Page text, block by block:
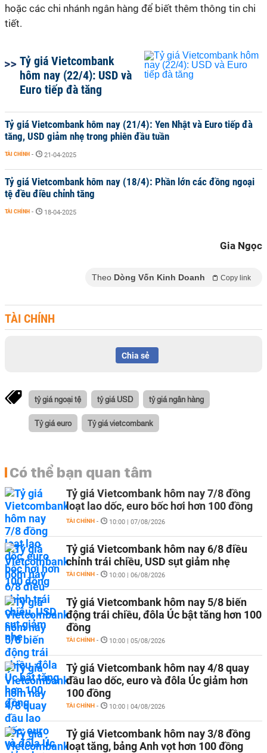
hoặc các chi nhánh ngân hàng để biết thêm thông tin chi
tiết.
Tỷ giá Vietcombank
hôm nay (22/4): USD và
Euro tiếp đà tăng
Tỷ giá Vietcombank hôm nay (21/4): Yen Nhật và Euro tiếp đà
tăng, USD giảm nhẹ trong phiên đầu tuần
TÀI CHÍNH - 21-04-2025
Tỷ giá Vietcombank hôm nay (18/4): Phần lớn các đồng ngoại
tệ đều điều chỉnh tăng
TÀI CHÍNH - 18-04-2025
Gia Ngọc
Theo Dòng Vốn Kinh Doanh Copy link
TÀI CHÍNH
Chia sẻ
tỷ giá ngoại tệ tỷ giá USD tỷ giá ngân hàng
Tỷ giá euro Tỷ giá vietcombank
Có thể bạn quan tâm
Tỷ giá Vietcombank hôm nay 7/8 đồng
loạt lao dốc, euro bốc hơi hơn 100 đồng
TÀI CHÍNH - 10:00 | 07/08/2026
Tỷ giá Vietcombank hôm nay 6/8 điều
chỉnh trái chiều, USD sụt giảm nhẹ
TÀI CHÍNH - 10:00 | 06/08/2026
Tỷ giá Vietcombank hôm nay 5/8 biến
động trái chiều, đôla Úc bật tăng hơn 100
đồng
TÀI CHÍNH - 10:00 | 05/08/2026
Tỷ giá Vietcombank hôm nay 4/8 quay
đầu lao dốc, euro và đôla Úc giảm hơn
100 đồng
TÀI CHÍNH - 10:00 | 04/08/2026
Tỷ giá Vietcombank hôm nay 3/8 đồng
loạt tăng, bảng Anh vọt hơn 100 đồng